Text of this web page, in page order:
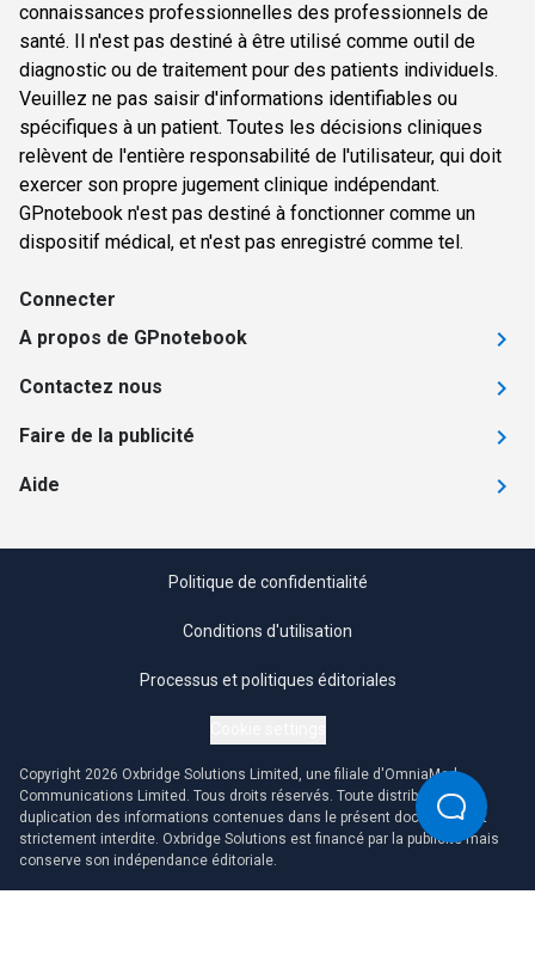
connaissances professionnelles des professionnels de
santé. Il n'est pas destiné à être utilisé comme outil de
diagnostic ou de traitement pour des patients individuels.
Veuillez ne pas saisir d'informations identifiables ou
spécifiques à un patient. Toutes les décisions cliniques
relèvent de l'entière responsabilité de l'utilisateur, qui doit
exercer son propre jugement clinique indépendant.
GPnotebook n'est pas destiné à fonctionner comme un
dispositif médical, et n'est pas enregistré comme tel.
Connecter
A propos de GPnotebook
Contactez nous
Faire de la publicité
Aide
Politique de confidentialité
Conditions d'utilisation
Processus et politiques éditoriales
Copyright 2026 Oxbridge Solutions Limited, une filiale d'OmniaMed
Communications Limited. Tous droits réservés. Toute distribution ou
duplication des informations contenues dans le présent document est
strictement interdite. Oxbridge Solutions est financé par la publicité mais
conserve son indépendance éditoriale.